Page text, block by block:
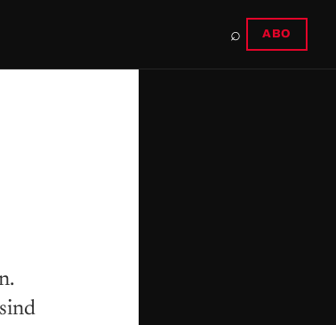
⌕ ABO